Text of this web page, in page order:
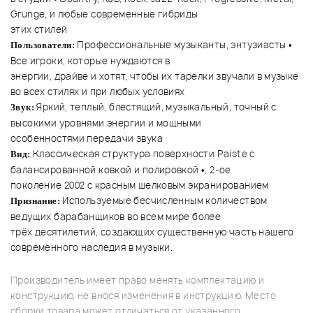
Grunge, и любые современные гибриды
этих стилей
Пользователи: Профессиональные музыканты, энтузиасты •
Все игроки, которые нуждаются в
энергии, драйве и хотят, чтобы их тарелки звучали в музыке
во всех стилях и при любых условиях
Звук: Яркий, теплый, блестящий, музыкальный, точный с
высокими уровнями энергии и мощными
особенностями передачи звука
Вид: Классическая структура поверхности Paiste с
балансированной ковкой и полировкой •, 2-ое
поколение 2002 с красным шелковым экранированием
Признание: Используемые бесчисленным количеством
ведущих барабанщиков во всем мире более
трёх десятилетий, создающих существенную часть нашего
современного наследия в музыки.
Производитель имеет право менять комплектацию и
конструкцию, не внося изменения в инструкцию. Место